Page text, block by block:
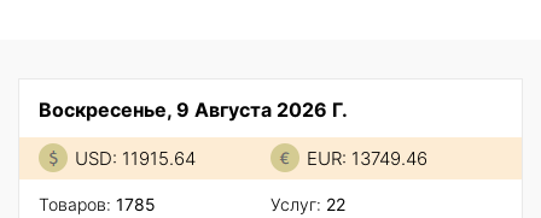
Воскресенье, 9 Августа 2026 Г.
USD: 11915.64 EUR: 13749.46
Товаров: 1785
Услуг: 22